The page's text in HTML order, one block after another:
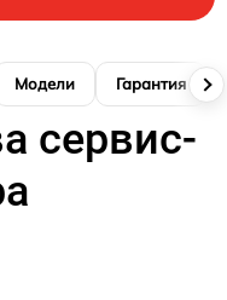
Модели Гарантия
сервис-